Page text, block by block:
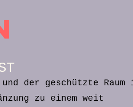
der geschützte Raum
zu einem weit